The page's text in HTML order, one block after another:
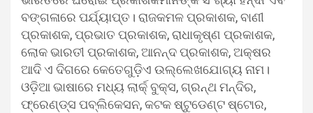
ବଙ୍ଗଳାରେ ପର୍ଯ୍ୟାପ୍ତ। ରାଜକମଳ ପ୍ରକାଶକ, ବାଣୀ
ପ୍ରକାଶକ, ପ୍ରଭାତ ପ୍ରକାଶକ, ରାଧାକୃଷ୍ଣ ପ୍ରକାଶକ,
ଲୋକ ଭାରତୀ ପ୍ରକାଶକ, ଆନନ୍ଦ ପ୍ରକାଶକ, ଅକ୍ଷର
ଆଦି ଏ ଦିଗରେ କେତେଗୁଡ଼ିଏ ଉଲ୍ଲେଖଯୋଗ୍ୟ ନାମ।
ଓଡ଼ିଆ ଭାଷାରେ ମଧ୍ୟ ଲାର୍କ୍ ବୁକ୍‌ସ, ଗ୍ରନ୍ଥ ମନ୍ଦିର,
ଫ୍ରେଣ୍ଡ୍‌ସ ପବ୍ଲିକେସନ, କଟକ ଷ୍ଟୁଡେଣ୍ଟ ଷ୍ଟୋର,